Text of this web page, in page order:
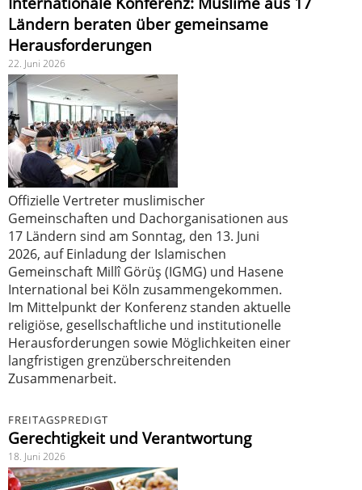
Ländern beraten über gemeinsame
Herausforderungen
22. Juni 2026
Offizielle Vertreter muslimischer
Gemeinschaften und Dachorganisationen aus
17 Ländern sind am Sonntag, den 13. Juni
2026, auf Einladung der Islamischen
Gemeinschaft Millî Görüş (IGMG) und Hasene
International bei Köln zusammengekommen.
Im Mittelpunkt der Konferenz standen aktuelle
religiöse, gesellschaftliche und institutionelle
Herausforderungen sowie Möglichkeiten einer
langfristigen grenzüberschreitenden
Zusammenarbeit.
FREITAGSPREDIGT
Gerechtigkeit und Verantwortung
18. Juni 2026